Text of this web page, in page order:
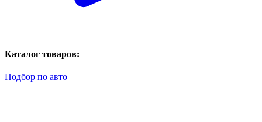
Каталог товаров:
Подбор по авто